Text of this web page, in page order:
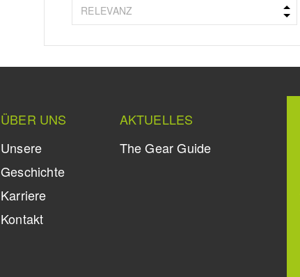
ÜBER UNS
Unsere
Geschichte
Karriere
Kontakt
AKTUELLES
The Gear Guide